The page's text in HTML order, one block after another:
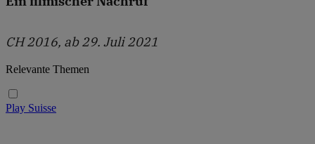
CH 2016, ab 29. Juli 2021
Relevante Themen
Play Suisse